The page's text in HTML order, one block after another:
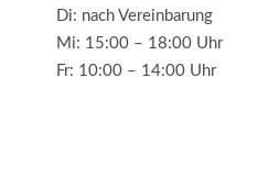
Di: nach Vereinbarung
Mi: 15:00 – 18:00 Uhr
Fr: 10:00 – 14:00 Uhr